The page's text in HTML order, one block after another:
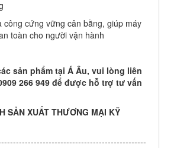
công cứng vững cân bằng, giúp máy
toàn cho người vận hành
sản phẩm tại Á Âu, vui lòng liên
266 949 để được hỗ trợ tư vấn
SẢN XUẤT THƯƠNG MẠI KỸ